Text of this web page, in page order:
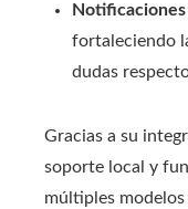
fortaleciendo
dudas
Gracias a su
soporte local y
múltiples